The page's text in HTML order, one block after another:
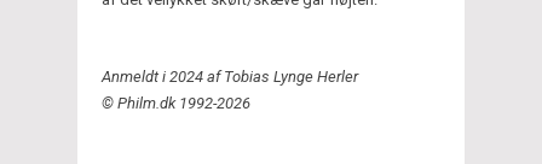
Anmeldt i 2024 af Tobias Lynge Herler
© Philm.dk 1992-2026